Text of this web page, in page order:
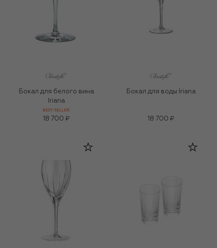
Бокал для белого вина
Iriana
BEST-SELLER
18 700 ₽
Бокал для воды Iriana
18 700 ₽